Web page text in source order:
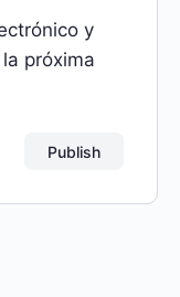
y
próxima